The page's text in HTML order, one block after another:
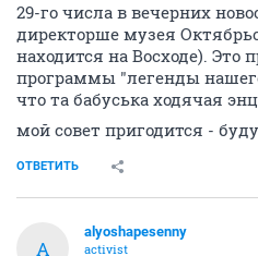
29-го числа в вечерних
директорше музея
находится на Восходе). Это
программы "легенды
что та бабуська ходячая
мой совет пригодится -
ОТВЕТИТЬ
A
alyoshapesenny
activist